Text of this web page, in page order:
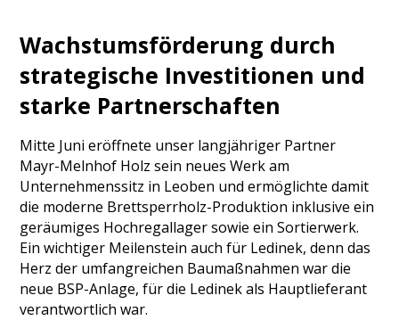
Wachstumsförderung durch
strategische Investitionen und
starke Partnerschaften
Mitte Juni eröffnete unser langjähriger Partner
Mayr-Melnhof Holz sein neues Werk am
Unternehmenssitz in Leoben und ermöglichte damit
die moderne Brettsperrholz-Produktion inklusive ein
geräumiges Hochregallager sowie ein Sortierwerk.
Ein wichtiger Meilenstein auch für Ledinek, denn das
Herz der umfangreichen Baumaßnahmen war die
neue BSP-Anlage, für die Ledinek als Hauptlieferant
verantwortlich war.